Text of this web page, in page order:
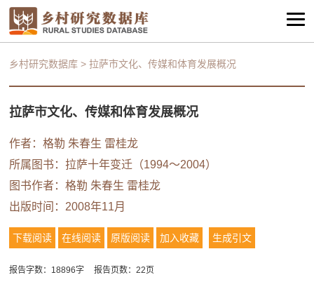
乡村研究数据库 >拉萨市文化、传媒和体育发展概况
拉萨市文化、传媒和体育发展概况
作者：格勒 朱春生 雷桂龙
所属图书：拉萨十年变迁（1994～2004）
图书作者：格勒 朱春生 雷桂龙
出版时间：2008年11月
下载阅读 在线阅读 原版阅读 加入收藏 生成引文
报告字数：18896字 报告页数：22页